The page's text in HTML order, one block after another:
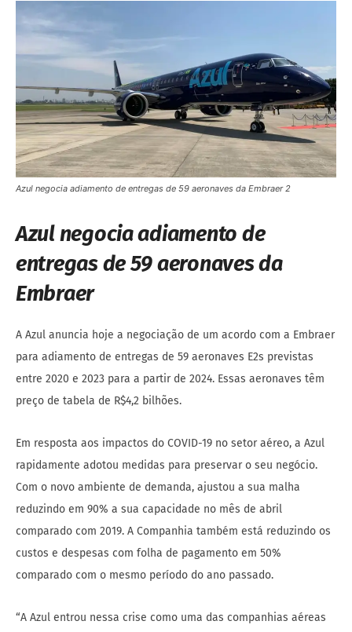
Azul negocia adiamento de entregas de 59 aeronaves da Embraer 2
Azul negocia adiamento de
entregas de 59 aeronaves da
Embraer
A Azul anuncia hoje a negociação de um acordo com a Embraer
para adiamento de entregas de 59 aeronaves E2s previstas
entre 2020 e 2023 para a partir de 2024. Essas aeronaves têm
preço de tabela de R$4,2 bilhões.
Em resposta aos impactos do COVID-19 no setor aéreo, a Azul
rapidamente adotou medidas para preservar o seu negócio.
Com o novo ambiente de demanda, ajustou a sua malha
reduzindo em 90% a sua capacidade no mês de abril
comparado com 2019. A Companhia também está reduzindo os
custos e despesas com folha de pagamento em 50%
comparado com o mesmo período do ano passado.
“A Azul entrou nessa crise como uma das companhias aéreas